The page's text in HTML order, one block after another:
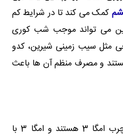
کمک می کند تا در شرایط کم
می تواند موجب شب کوری
مثل سیب زمینی شیرین، کدو
هستند و مصرف منظم آن ها باعث
ماهی های چرب سرشار از اسیدهای چرب امگا 3 هستند و امگا 3 با